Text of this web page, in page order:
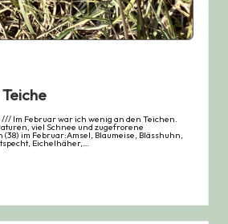
Im Februar war ich wenig an den Teichen.
viel Schnee und zugefrorene
im Februar:Amsel, Blaumeise, Blässhuhn,
Eichelhäher,…